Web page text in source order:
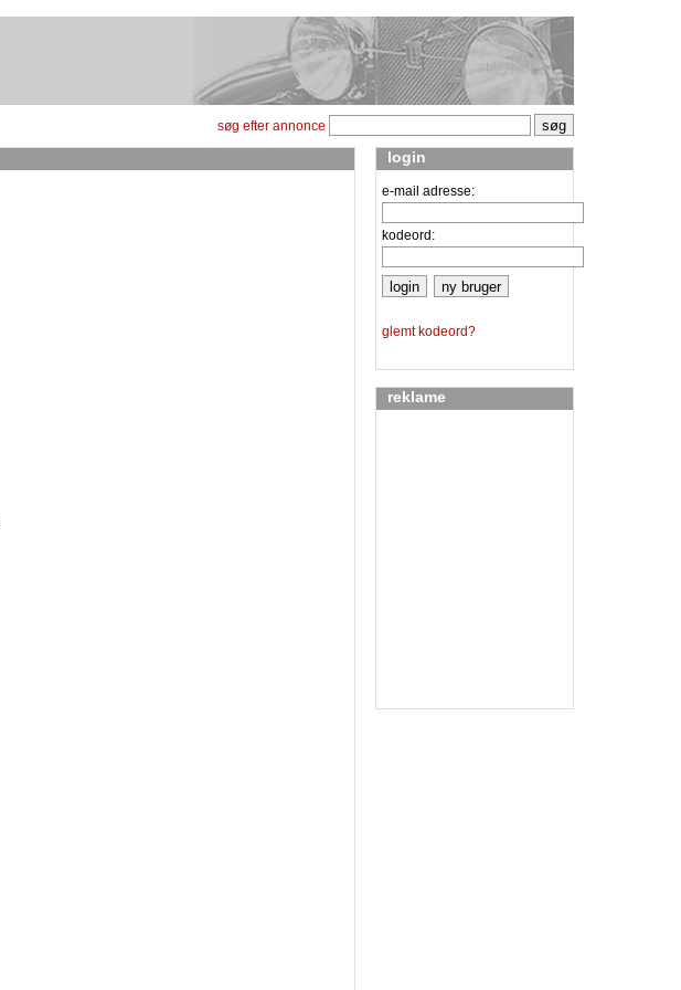
søg efter annonce
login
e-mail adresse:
kodeord:
glemt kodeord?
reklame